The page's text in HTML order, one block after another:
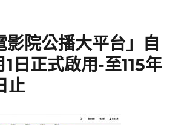
影院公播大平台」自
1日正式啟用-至115年
止